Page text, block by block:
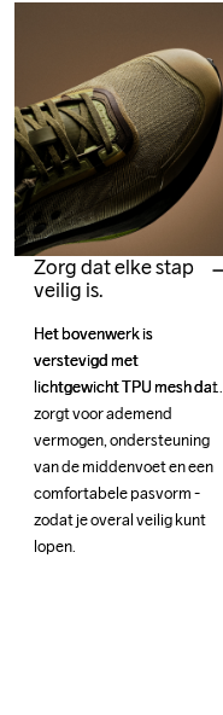
Zorg dat elke stap
veilig is.
Het bovenwerk is
verstevigd met
lichtgewicht TPU mesh dat
zorgt voor ademend
vermogen, ondersteuning
van de middenvoet en een
comfortabele pasvorm -
zodat je overal veilig kunt
lopen.
Het bovenwerk is
verstevigd met
lichtgewicht TPU mesh dat
zorgt voor ademend
vermogen, ondersteuning
van de middenvoet en een
comfortabele pasvorm -
zodat je overal veilig kunt
lopen.